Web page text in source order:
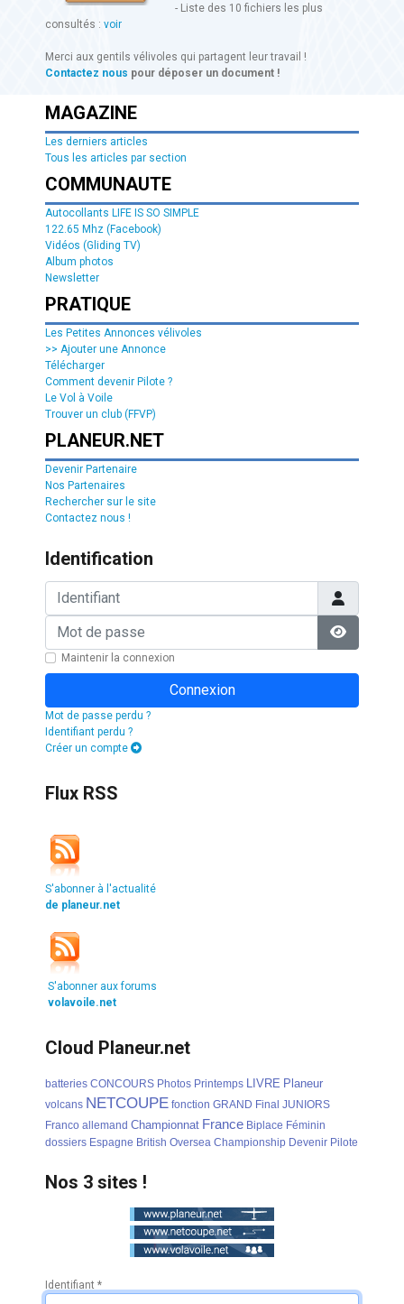
- Liste des 10 fichiers les plus
consultés : voir
Merci aux gentils vélivoles qui partagent leur travail !
Contactez nous pour déposer un document !
MAGAZINE
Les derniers articles
Tous les articles par section
COMMUNAUTE
Autocollants LIFE IS SO SIMPLE
122.65 Mhz (Facebook)
Vidéos (Gliding TV)
Album photos
Newsletter
PRATIQUE
Les Petites Annonces vélivoles
>> Ajouter une Annonce
Télécharger
Comment devenir Pilote ?
Le Vol à Voile
Trouver un club (FFVP)
PLANEUR.NET
Devenir Partenaire
Nos Partenaires
Rechercher sur le site
Contactez nous !
Identification
Identifiant
Mot de passe
Afficher
Maintenir la connexion
Connexion
Mot de passe perdu ?
Identifiant perdu ?
Créer un compte
Flux RSS
S'abonner à l'actualité
de planeur.net
S'abonner aux forums
volavoile.net
Cloud Planeur.net
batteries CONCOURS Photos Printemps LIVRE Planeur
volcans NETCOUPE fonction GRAND Final JUNIORS
Franco allemand Championnat France Biplace Féminin
dossiers Espagne British Oversea Championship Devenir Pilote
Nos 3 sites !
Identifiant *